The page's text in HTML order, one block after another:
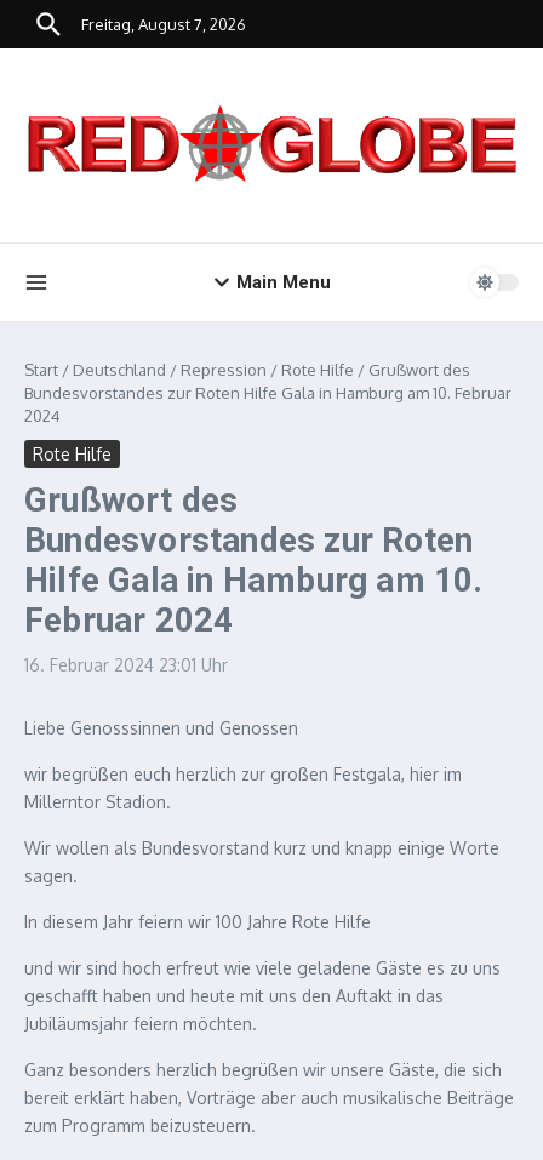
Zum Inhalt springen
Freitag, August 7, 2026
Main Menu
Start / Deutschland / Repression / Rote Hilfe / Grußwort des
Bundesvorstandes zur Roten Hilfe Gala in Hamburg am 10. Februar
2024
Rote Hilfe
Grußwort des
Bundesvorstandes zur Roten
Hilfe Gala in Hamburg am 10.
Februar 2024
16. Februar 2024 23:01 Uhr
Liebe Genosssinnen und Genossen
wir begrüßen euch herzlich zur großen Festgala, hier im
Millerntor Stadion.
Wir wollen als Bundesvorstand kurz und knapp einige Worte
sagen.
In diesem Jahr feiern wir 100 Jahre Rote Hilfe
und wir sind hoch erfreut wie viele geladene Gäste es zu uns
geschafft haben und heute mit uns den Auftakt in das
Jubiläumsjahr feiern möchten.
Ganz besonders herzlich begrüßen wir unsere Gäste, die sich
bereit erklärt haben, Vorträge aber auch musikalische Beiträge
zum Programm beizusteuern.